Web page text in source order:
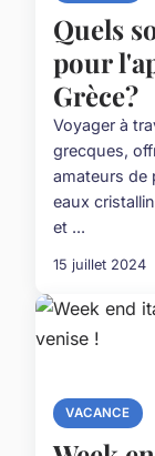
Quels
pour
Grèce?
Voyager à
grecques,
amateurs de
eaux
et ...
15 juillet 2024
VACANCE